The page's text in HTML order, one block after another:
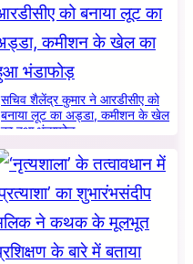
सचिव शैलेंद्र कुमार ने आरडीसीए को
बनाया लूट का अड्डा, कमीशन के खेल
का हुआ भंडाफोड़